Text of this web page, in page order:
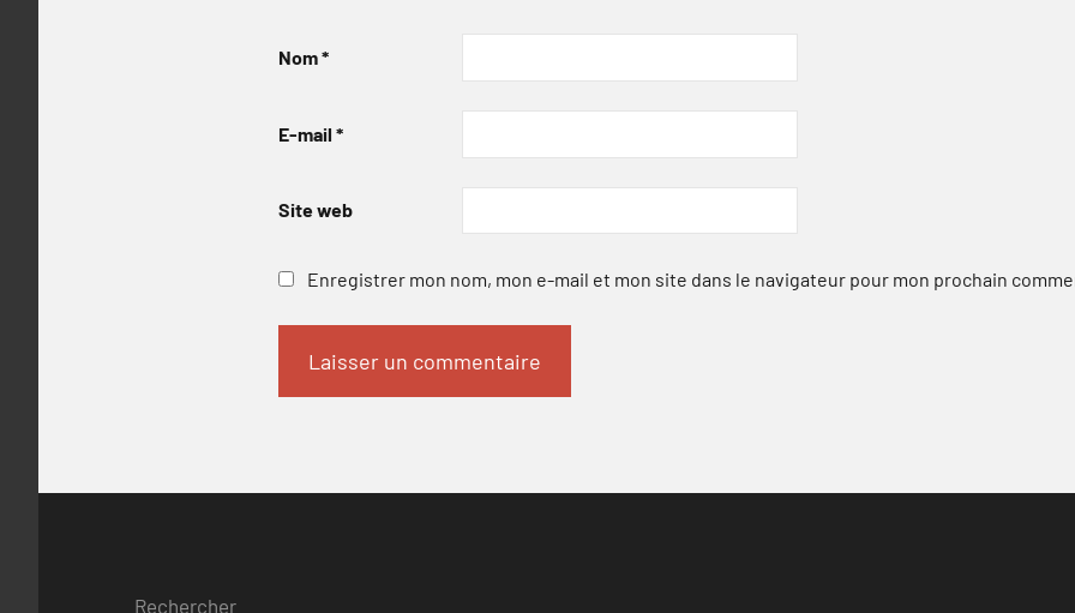
Nom*
E-mail *
Site web
Enregistrer mon nom, mon e-mail et mon site dans le navigateur pour mon prochain
Rechercher